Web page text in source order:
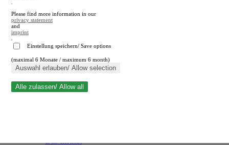
Suche schließen
Please find more information in our
privacy statement
and
imprint
Einstellung speichern/ Save options
(maximal 6 Monate / maximum 6 month)
Auswahl erlauben/ Allow selection
Alle zulassen/ Allow all